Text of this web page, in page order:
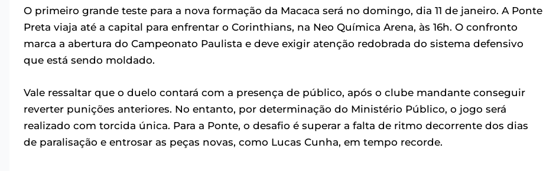
O primeiro grande teste para a nova formação da Macaca será no domingo, dia 11 de janeiro. A Ponte
Preta viaja até a capital para enfrentar o Corinthians, na Neo Química Arena, às 16h. O confronto
marca a abertura do Campeonato Paulista e deve exigir atenção redobrada do sistema defensivo
que está sendo moldado.
Vale ressaltar que o duelo contará com a presença de público, após o clube mandante conseguir
reverter punições anteriores. No entanto, por determinação do Ministério Público, o jogo será
realizado com torcida única. Para a Ponte, o desafio é superar a falta de ritmo decorrente dos dias
de paralisação e entrosar as peças novas, como Lucas Cunha, em tempo recorde.